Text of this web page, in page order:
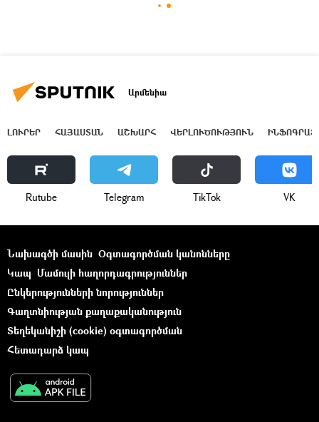
Արմենիա
ԼՈՒՐԵՐ ՀԱՅԱՍՏԱՆ ԱՇԽԱՐՀ ՎԵՐԼՈՒԾՈՒԹՅՈՒՆ
Rutube Telegram ТikТоk VK
Նախագծի մասին Օգտագործման կանոնները
Կապ Մամուլի հաղորդագրություններ
Ընկերությունների նորություններ
Գաղտնիության քաղաքականություն
Տեղեկանիշի (cookie) օգտագործման
Հետադարձ կապ